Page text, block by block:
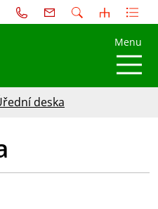
Menu
deska